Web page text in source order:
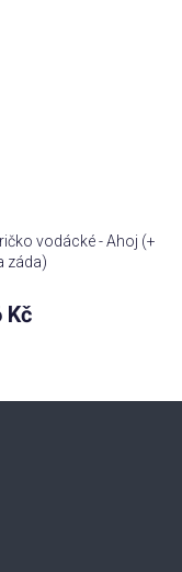
vodácké - Ahoj (+
záda)
Kč